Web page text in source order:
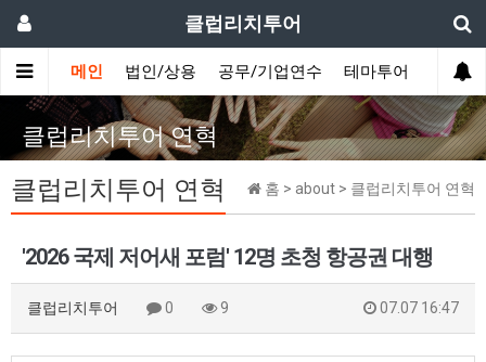
클럽리치투어
메인 법인/상용 공무/기업연수 테마투어 데이투
클럽리치투어 연혁
홈 > about > 클럽리치투어 연혁
클럽리치투어 연혁
'2026 국제 저어새 포럼' 12명 초청 항공권 대행
클럽리치투어 0 9 07.07 16:47